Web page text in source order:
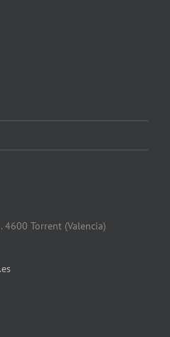
4600 Torrent (Valencia)